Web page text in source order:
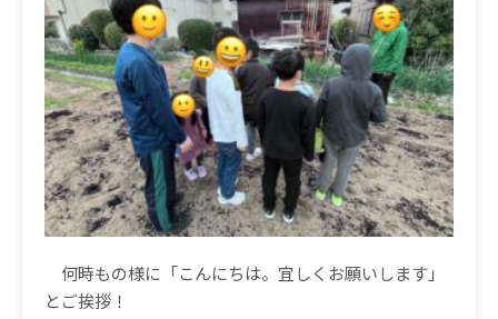
何時もの様に「こんにちは。宜しくお願いします」
とご挨拶！